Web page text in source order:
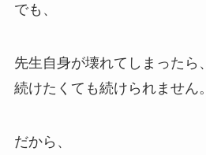
でも、
先生自身が壊れてしまったら、
続けたくても続けられません。
だから、